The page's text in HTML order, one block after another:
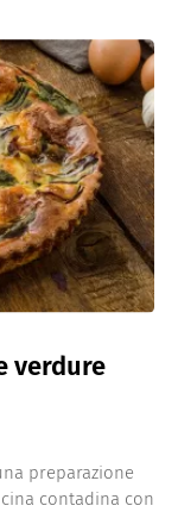
verdure
preparazione
contadina con